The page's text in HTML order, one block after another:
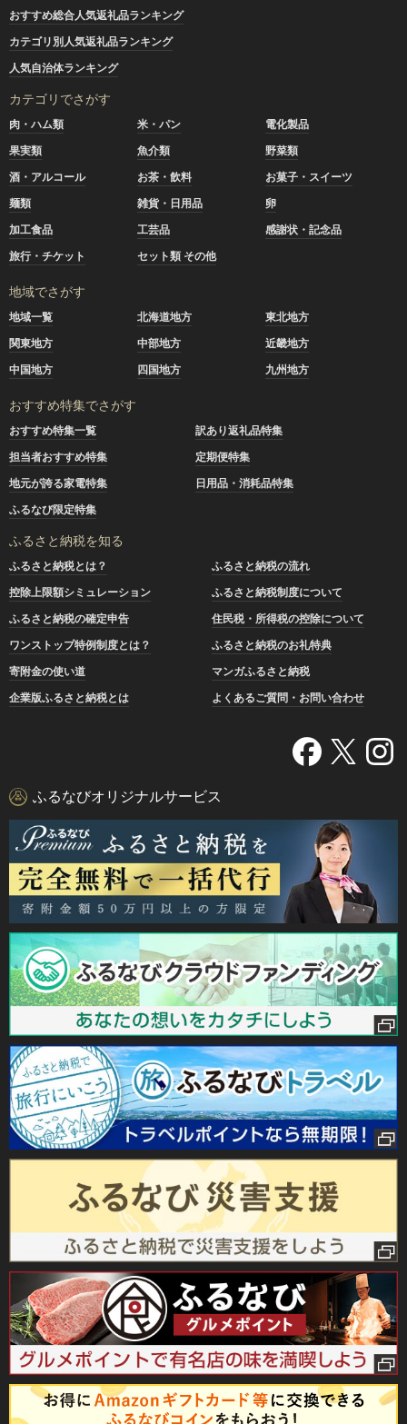
おすすめ総合人気返礼品ランキング
カテゴリ別人気返礼品ランキング
人気自治体ランキング
カテゴリでさがす
肉・ハム類 米・パン
電化製品
果実類
魚介類
野菜類
酒・アルコール
お茶・飲料
お菓子・スイーツ
麺類
雑貨・日用品
卵
加工食品
工芸品
感謝状・記念品
旅行・チケット
セット類 その他
地域でさがす
地域一覧 北海道地方
東北地方
関東地方
中部地方
近畿地方
中国地方
四国地方 九州地方
おすすめ特集でさがす
おすすめ特集一覧
訳あり返礼品特集
担当者おすすめ特集
定期便特集
地元が誇る家電特集
日用品・消耗品特集
ふるなび限定特集
ふるさと納税を知る
ふるさと納税とは？
ふるさと納税の流れ
控除上限額シミュレーション
ふるさと納税制度について
ふるさと納税の確定申告
住民税・所得税の控除について
ワンストップ特例制度とは？
ふるさと納税のお礼特典
寄附金の使い道
マンガふるさと納税
企業版ふるさと納税とは
よくあるご質問・お問い合わせ
ふるなびオリジナルサービス